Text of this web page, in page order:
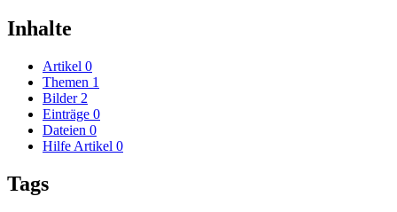
Inhalte
Artikel 0
Themen 1
Bilder 2
Einträge 0
Dateien 0
Hilfe Artikel 0
Tags